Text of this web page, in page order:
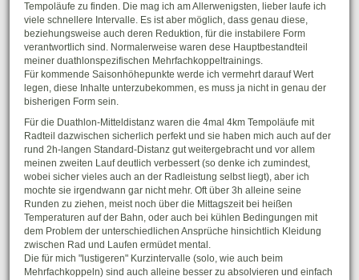
Tempoläufe zu finden. Die mag ich am Allerwenigsten, lieber laufe ich
viele schnellere Intervalle. Es ist aber möglich, dass genau diese,
beziehungsweise auch deren Reduktion, für die instabilere Form
verantwortlich sind. Normalerweise waren dese Hauptbestandteil
meiner duathlonspezifischen Mehrfachkoppeltrainings.
Für kommende Saisonhöhepunkte werde ich vermehrt darauf Wert
legen, diese Inhalte unterzubekommen, es muss ja nicht in genau der
bisherigen Form sein.
Für die Duathlon-Mitteldistanz waren die 4mal 4km Tempoläufe mit
Radteil dazwischen sicherlich perfekt und sie haben mich auch auf der
rund 2h-langen Standard-Distanz gut weitergebracht und vor allem
meinen zweiten Lauf deutlich verbessert (so denke ich zumindest,
wobei sicher vieles auch an der Radleistung selbst liegt), aber ich
mochte sie irgendwann gar nicht mehr. Oft über 3h alleine seine
Runden zu ziehen, meist noch über die Mittagszeit bei heißen
Temperaturen auf der Bahn, oder auch bei kühlen Bedingungen mit
dem Problem der unterschiedlichen Ansprüche hinsichtlich Kleidung
zwischen Rad und Laufen ermüdet mental.
Die für mich "lustigeren" Kurzintervalle (solo, wie auch beim
Mehrfachkoppeln) sind auch alleine besser zu absolvieren und einfach